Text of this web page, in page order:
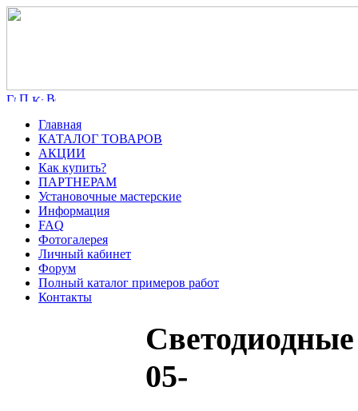
Главная
КАТАЛОГ ТОВАРОВ
АКЦИИ
Как купить?
ПАРТНЕРАМ
Установочные мастерские
Информация
FAQ
Фотогалерея
Личный кабинет
Форум
Полный каталог примеров работ
Контакты
05-